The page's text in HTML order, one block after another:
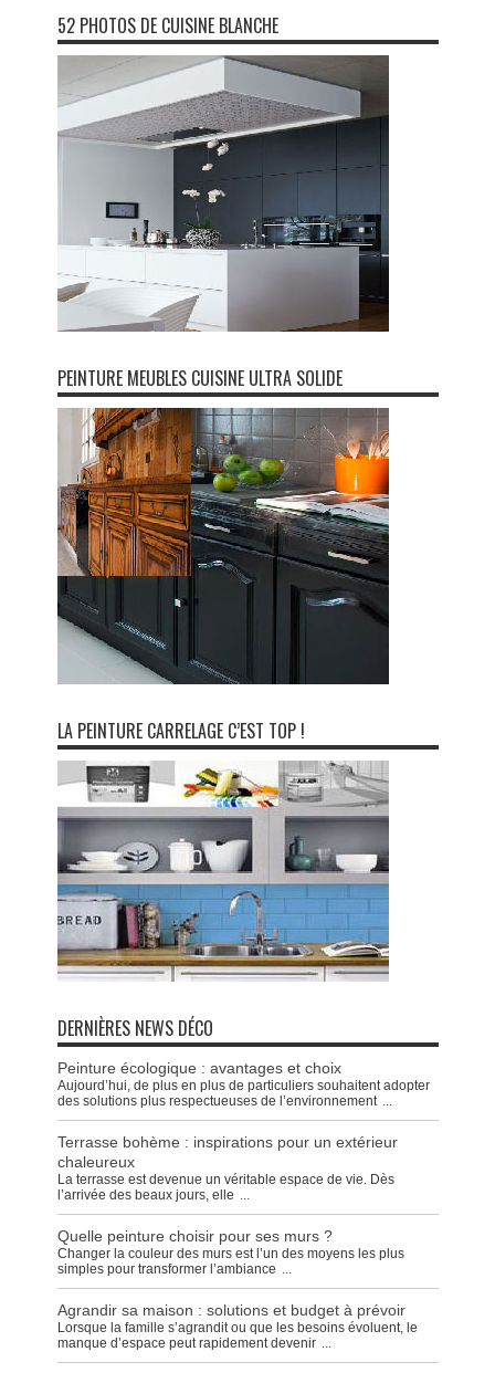
52 PHOTOS DE CUISINE BLANCHE
PEINTURE MEUBLES CUISINE ULTRA SOLIDE
LA PEINTURE CARRELAGE C’EST TOP !
DERNIÈRES NEWS DÉCO
Peinture écologique : avantages et choix
Aujourd’hui, de plus en plus de particuliers souhaitent adopter
des solutions plus respectueuses de l’environnement ...
Terrasse bohème : inspirations pour un extérieur
chaleureux
La terrasse est devenue un véritable espace de vie. Dès
l’arrivée des beaux jours, elle ...
Quelle peinture choisir pour ses murs ?
Changer la couleur des murs est l’un des moyens les plus
simples pour transformer l’ambiance ...
Agrandir sa maison : solutions et budget à prévoir
Lorsque la famille s’agrandit ou que les besoins évoluent, le
manque d’espace peut rapidement devenir ...